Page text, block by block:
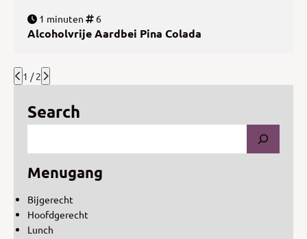
1 minuten 6
Alcoholvrije Aardbei Pina Colada
1 / 2
Search
Menugang
Bijgerecht
Hoofdgerecht
Lunch